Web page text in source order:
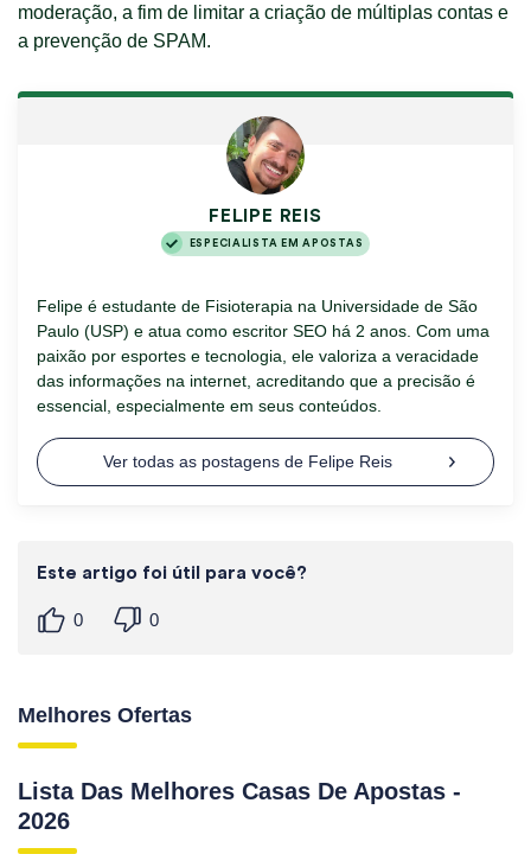
moderação, a fim de limitar a criação de múltiplas contas e
a prevenção de SPAM.
FELIPE REIS
ESPECIALISTA EM APOSTAS
Felipe é estudante de Fisioterapia na Universidade de São
Paulo (USP) e atua como escritor SEO há 2 anos. Com uma
paixão por esportes e tecnologia, ele valoriza a veracidade
das informações na internet, acreditando que a precisão é
essencial, especialmente em seus conteúdos.
Ver todas as postagens de Felipe Reis
Este artigo foi útil para você?
0 0
Melhores Ofertas
Lista Das Melhores Casas De Apostas -
2026